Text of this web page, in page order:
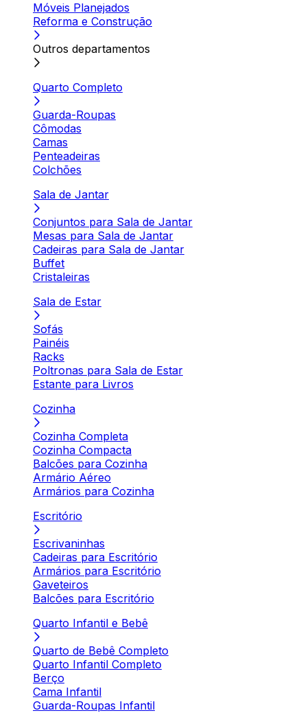
Móveis Planejados
Reforma e Construção
Outros departamentos
Quarto Completo
Guarda-Roupas
Cômodas
Camas
Penteadeiras
Colchões
Sala de Jantar
Conjuntos para Sala de Jantar
Mesas para Sala de Jantar
Cadeiras para Sala de Jantar
Buffet
Cristaleiras
Sala de Estar
Sofás
Painéis
Racks
Poltronas para Sala de Estar
Estante para Livros
Cozinha
Cozinha Completa
Cozinha Compacta
Balcões para Cozinha
Armário Aéreo
Armários para Cozinha
Escritório
Escrivaninhas
Cadeiras para Escritório
Armários para Escritório
Gaveteiros
Balcões para Escritório
Quarto Infantil e Bebê
Quarto de Bebê Completo
Quarto Infantil Completo
Berço
Cama Infantil
Guarda-Roupas Infantil